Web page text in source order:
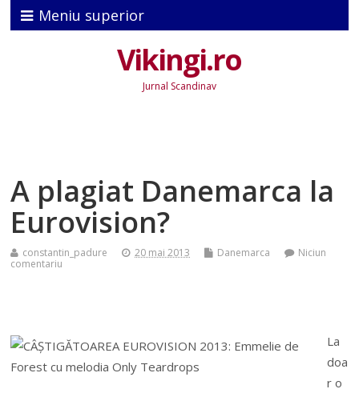
Meniu superior
Vikingi.ro
Jurnal Scandinav
A plagiat Danemarca la
Eurovision?
constantin_padure 20 mai 2013 Danemarca
Niciun
comentariu
La
doa
r o